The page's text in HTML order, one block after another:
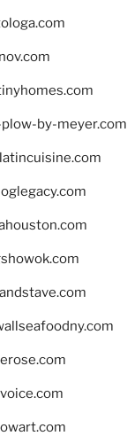
by-meyer.com